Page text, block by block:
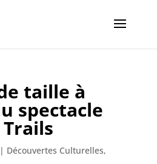
taille à
spectacle
Découvertes Culturelles,